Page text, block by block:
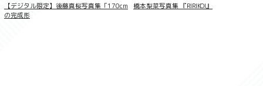
【デジタル限定】後藤真桜写真集「170cm
の完成形
橋本梨菜写真集 『RIRIKOI』